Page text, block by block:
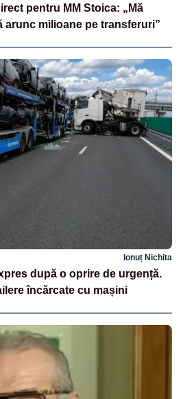
pentru MM Stoica: „Mă
arunc milioane pe transferuri”
Ionuț Nichita
după o oprire de urgență.
încărcate cu mașini